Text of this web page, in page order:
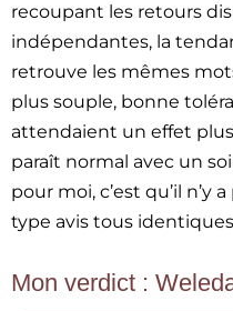
recoupant les retours
indépendantes, la
retrouve les mêmes
plus souple, bonne
attendaient un effet
paraît normal avec un
pour moi, c’est qu’il n’y
type avis tous
Mon verdict :